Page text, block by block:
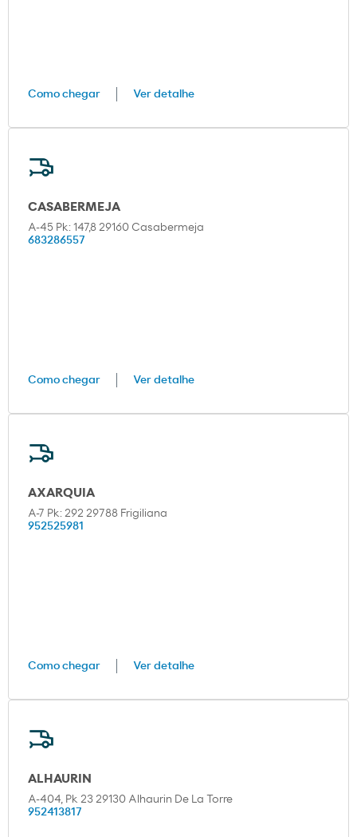
Como chegar Ver detalhe
CASABERMEJA
A-45 Pk: 147,8 29160 Casabermeja
683286557
Como chegar Ver detalhe
AXARQUIA
A-7 Pk: 292 29788 Frigiliana
952525981
Como chegar Ver detalhe
ALHAURIN
A-404, Pk 23 29130 Alhaurin De La Torre
952413817